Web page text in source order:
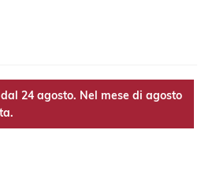
24 agosto. Nel mese di agosto